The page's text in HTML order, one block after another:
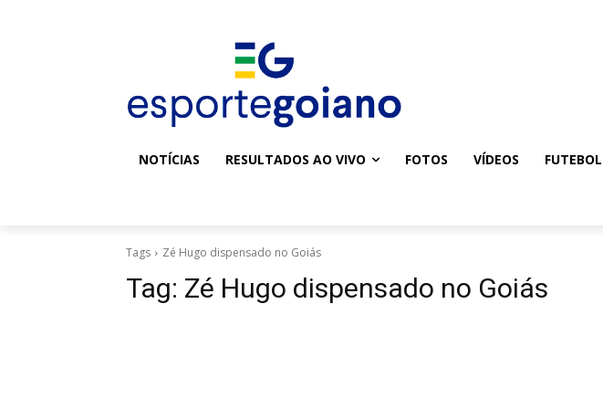
NOTÍCIAS RESULTADOS AO VIVO FOTOS VÍDEOS FUTEBOL
Tags Zé Hugo dispensado no Goiás
Tag: Zé Hugo dispensado no Goiás